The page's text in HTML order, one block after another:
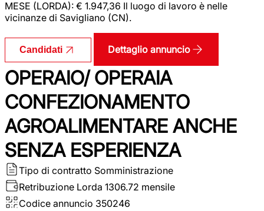
MESE (LORDA): € 1.947,36 Il luogo di lavoro è nelle
vicinanze di Savigliano (CN).
Candidati Dettaglio annuncio
OPERAIO/ OPERAIA
CONFEZIONAMENTO
AGROALIMENTARE ANCHE
SENZA ESPERIENZA
Tipo di contratto Somministrazione
Retribuzione Lorda 1306.72 mensile
Codice annuncio 350246